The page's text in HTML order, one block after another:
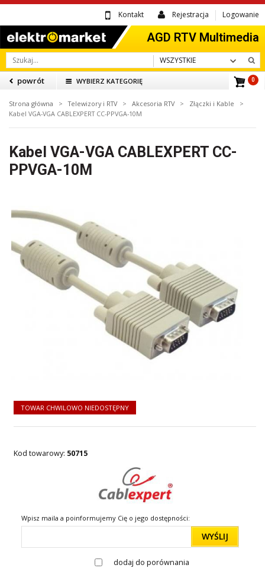
Kontakt Rejestracja Logowanie
WSZYSTKIE
powrót WYBIERZ KATEGORIĘ 0
Strona główna >Telewizory i RTV> Akcesoria RTV> Złączki i Kable >
Kabel VGA-VGA CABLEXPERT CC-PPVGA-10M
Kabel VGA-VGA CABLEXPERT CC-
PPVGA-10M
TOWAR CHWILOWO NIEDOSTĘPNY
Kod towarowy: 50715
Wpisz maila a poinformujemy Cię o jego dostępności:
WYŚLIJ
dodaj do porównania